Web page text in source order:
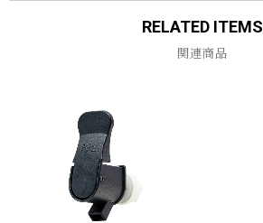
お買い物を続ける
RELATED ITEMS
関連商品